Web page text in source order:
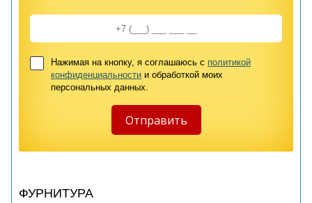
Нажимая на кнопку, я соглашаюсь с политикой
конфиденциальности и обработкой моих
персональных данных.
ФУРНИТУРА